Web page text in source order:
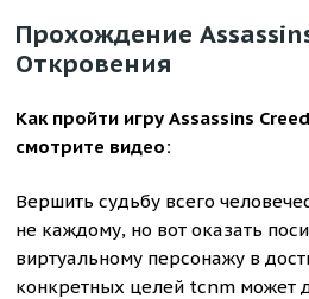
Прохождение
Откровения
Как пройти игру Assassins
смотрите видео:
Вершить судьбу всего
не каждому, но вот оказать
виртуальному персонажу в
конкретных целей tcnm может